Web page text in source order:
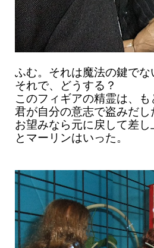
ふむ。それは魔法の鍵でな
それで、どうする？
このフィギアの精霊は、も
君が自分の意志で盗みだし
お望みなら元に戻して差し
とマーリンはいった。